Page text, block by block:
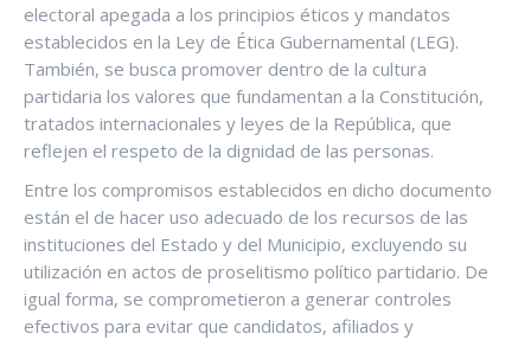
electoral apegada a los principios éticos y mandatos
establecidos en la Ley de Ética Gubernamental (LEG).
También, se busca promover dentro de la cultura
partidaria los valores que fundamentan a la Constitución,
tratados internacionales y leyes de la República, que
reflejen el respeto de la dignidad de las personas.
Entre los compromisos establecidos en dicho documento
están el de hacer uso adecuado de los recursos de las
instituciones del Estado y del Municipio, excluyendo su
utilización en actos de proselitismo político partidario. De
igual forma, se comprometieron a generar controles
efectivos para evitar que candidatos, afiliados y